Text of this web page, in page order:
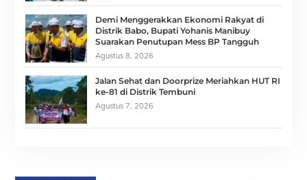
Demi Menggerakkan Ekonomi Rakyat di
Distrik Babo, Bupati Yohanis Manibuy
Suarakan Penutupan Mess BP Tangguh
Agustus 8, 2026
Jalan Sehat dan Doorprize Meriahkan HUT RI
ke-81 di Distrik Tembuni
Agustus 7, 2026